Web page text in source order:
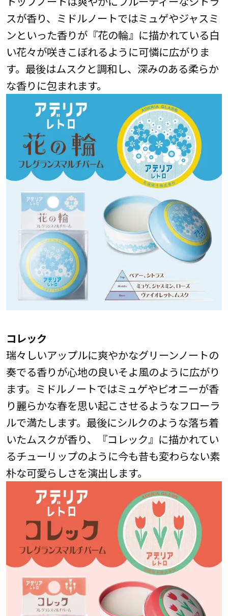
スが香り、ミドルノートではミュゲやジャスミ
ンといった香りが『花の輪』に描かれている白
い花々が咲きこぼれるように可憐に広がりま
す。最後はムスクと調和し、深みのある柔らか
な香りに包まれます。
コレック
瑞々しいアップルに爽やかなグリーンノートの
奏でる香りが心地の良いそよ風のように広がり
ます。ミドルノートではミュゲやピオニーが香
り麗らかな春を思い起こさせるようなフローラ
ルで満たします。最後にシルクのような落ち着
いたムスクが香り、『コレック』に描かれてい
るチューリップのように今も昔も変わらない素
朴な可愛らしさを演出します。